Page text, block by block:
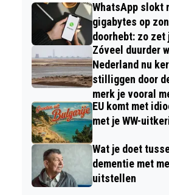
WhatsApp slokt
gigabytes op
doorhebt: zo
Zóveel duurder
Nederland nu
stilliggen door
merk je vooral
contract
EU komt met
met je WW-
Wat je doet
dementie met
uitstellen